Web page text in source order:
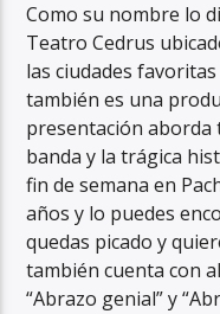
Como su nombre lo
Teatro Cedrus
las ciudades
también es una
presentación aborda
banda y la trágica
fin de semana en
años y lo puedes
quedas picado y
también cuenta con
“Abrazo genial” y